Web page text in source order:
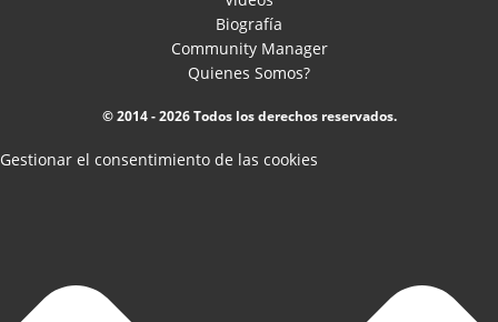
Biografía
Community Manager
Quienes Somos?
© 2014 - 2026 Todos los derechos reservados.
Gestionar el consentimiento de las cookies